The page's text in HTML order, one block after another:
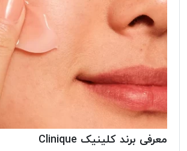
معرفی برند کلینیک Clinique